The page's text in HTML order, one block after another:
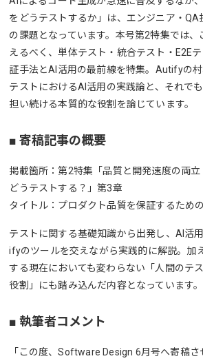
をどうテストするか」は、エンジニア・QA
の課題となっています。本号第2特集では
えるべく、単体テスト・統合テスト・E2E
証手法とAI活用の最前線を特集。Autifyの村
テストにおけるAI活用の実践論と、それで
担い続ける本質的な役割を論じています。
■ 寄稿記事の概要
掲載箇所：第2特集「品質と開発速度の両立
どうテストする？」第3章
タイトル：プロダクト品質を保証するため
テストに関する基礎知識から出発し、AI活
ifyのツールを交えながら実践的に解説。加
する現在においても変わらない「人間のテ
役割」にも踏み込んだ内容となっています。
■ 執筆者コメント
「この度、Software Design 6月号へ寄稿さ